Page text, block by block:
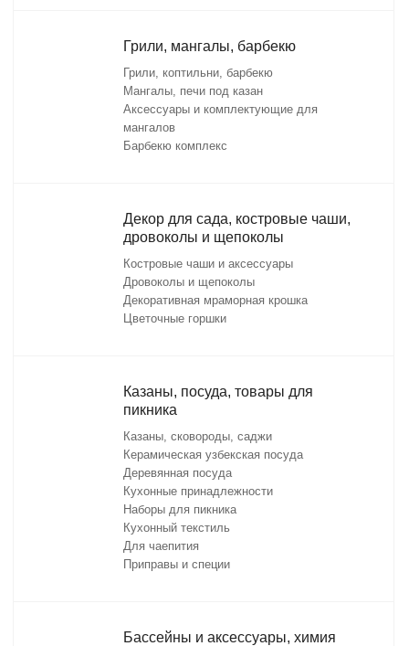
Грили, мангалы, барбекю
Грили, коптильни, барбекю
Мангалы, печи под казан
Аксессуары и комплектующие для
мангалов
Барбекю комплекс
Декор для сада, костровые чаши,
дровоколы и щепоколы
Костровые чаши и аксессуары
Дровоколы и щепоколы
Декоративная мраморная крошка
Цветочные горшки
Казаны, посуда, товары для
пикника
Казаны, сковороды, саджи
Керамическая узбекская посуда
Деревянная посуда
Кухонные принадлежности
Наборы для пикника
Кухонный текстиль
Для чаепития
Приправы и специи
Бассейны и аксессуары, химия